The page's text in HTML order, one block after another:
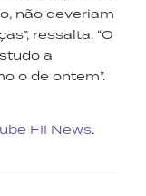
não deveriam
ressalta. “O
a
o de ontem”.
FII News.